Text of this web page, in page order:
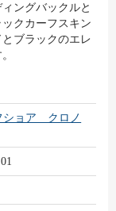
ングバックルと
クカーフスキン
ブラックのエレ
ショア クロノ